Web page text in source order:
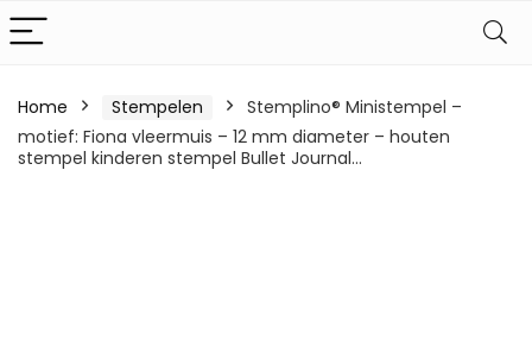
Home Stempelen
Stemplino® Ministempel –
motief: Fiona vleermuis – 12 mm diameter – houten
stempel kinderen stempel Bullet Journal…